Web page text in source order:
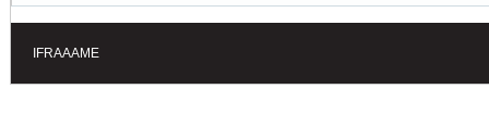
IFRAAAME